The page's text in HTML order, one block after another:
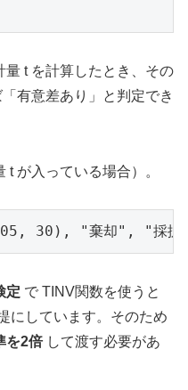
量 t を計算したとき、その
有意差あり」と判定でき
が入っている場合）。
30), "棄却", "採
定 で TINV関数を使うと
にしています。そのため
を2倍して渡す必要があ